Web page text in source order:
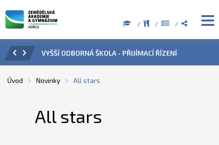
ÚŘEDNÍ HODINY V OBDOBÍ LETNÍCH PRÁZDNIN
Úvod Novinky All stars
All stars